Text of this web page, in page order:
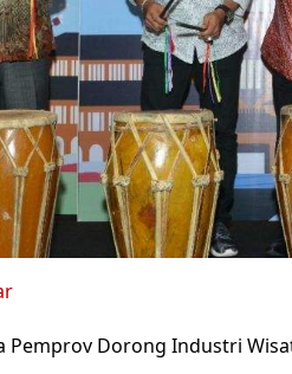
Pemprov Dorong Industri